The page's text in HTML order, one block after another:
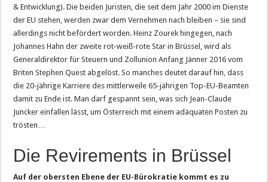
& Entwicklung). Die beiden Juristen, die seit dem Jahr 2000 im Dienste
der EU stehen, werden zwar dem Vernehmen nach bleiben – sie sind
allerdings nicht befördert worden. Heinz Zourek hingegen, nach
Johannes Hahn der zweite rot-weiß-rote Star in Brüssel, wird als
Generaldirektor für Steuern und Zollunion Anfang Jänner 2016 vom
Briten Stephen Quest abgelöst. So manches deutet darauf hin, dass
die 20-jährige Karriere des mittlerweile 65-jährigen Top-EU-Beamten
damit zu Ende ist. Man darf gespannt sein, was sich Jean-Claude
Juncker einfallen lässt, um Österreich mit einem adäquaten Posten zu
trösten…
Die Revirements in Brüssel
Auf der obersten Ebene der EU-Bürokratie kommt es zu